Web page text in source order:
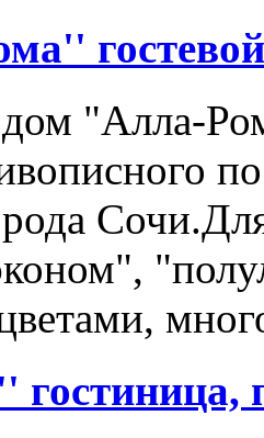
дом "Алла-
гостиница,